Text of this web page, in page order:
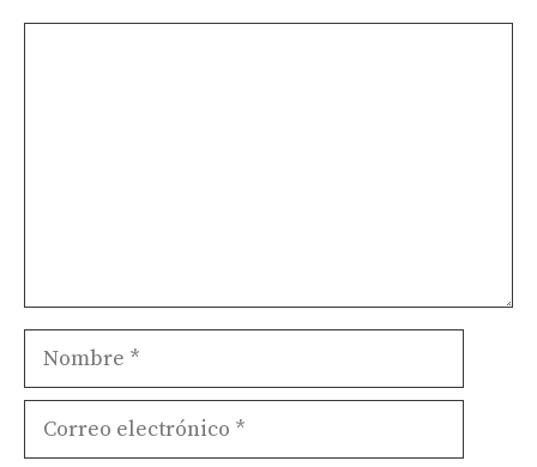
Nombre
Correo